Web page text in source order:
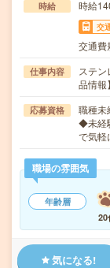
時給 時給
交
交通費
仕事内容
ステ
品情
応募資格
職種未
◆未経
で気
職場の雰囲気
年齢層
20
気になる!